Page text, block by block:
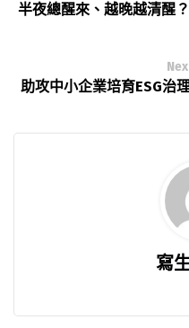
半夜總醒來、越晚越清醒
助攻中小企業培育ESG治
寫